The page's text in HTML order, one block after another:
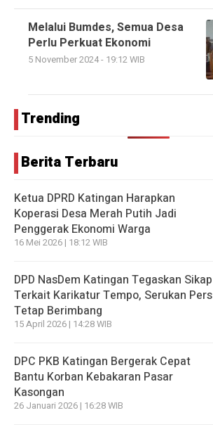
Melalui Bumdes, Semua Desa
Perlu Perkuat Ekonomi
5 November 2024 - 19:12 WIB
Trending
Berita Terbaru
Ketua DPRD Katingan Harapkan
Koperasi Desa Merah Putih Jadi
Penggerak Ekonomi Warga
16 Mei 2026 | 18:12 WIB
DPD NasDem Katingan Tegaskan Sikap
Terkait Karikatur Tempo, Serukan Pers
Tetap Berimbang
15 April 2026 | 14:28 WIB
DPC PKB Katingan Bergerak Cepat
Bantu Korban Kebakaran Pasar
Kasongan
26 Januari 2026 | 16:28 WIB